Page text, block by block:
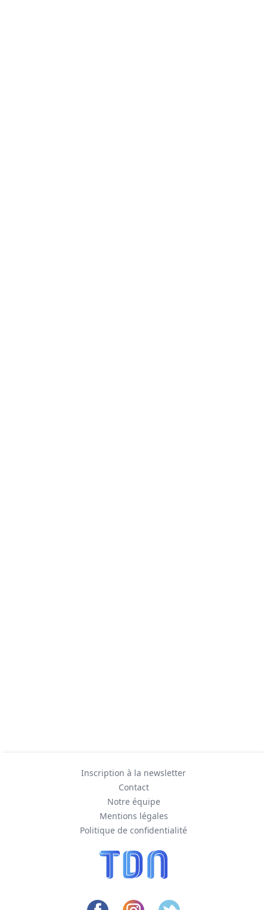
Inscription à la newsletter
Contact
Notre équipe
Mentions légales
Politique de confidentialité